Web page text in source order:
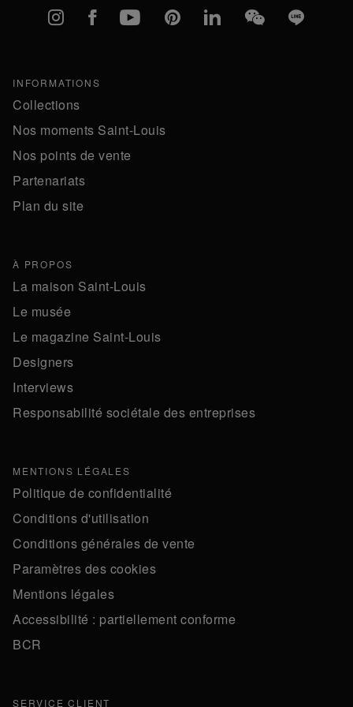
Instagram
FacebookYouTubePinterestlinkedInWeChatLine
INFORMATIONS
Collections
Nos moments Saint-Louis
Nos points de vente
Partenariats
Plan du site
À PROPOS
La maison Saint-Louis
Le musée
Le magazine Saint-Louis
Designers
Interviews
Responsabilité sociétale des entreprises
MENTIONS LÉGALES
Politique de confidentialité
Conditions d'utilisation
Conditions générales de vente
Paramètres des cookies
Mentions légales
Accessibilité : partiellement conforme
BCR
SERVICE CLIENT